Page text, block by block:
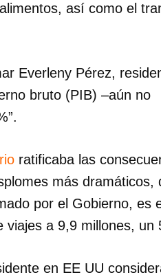
así como el
Everleny Pérez,
bruto (PIB) –aún no
ratificaba las
más dramáticos,
por el Gobierno, es
a 9,9 millones, un
en EE UU